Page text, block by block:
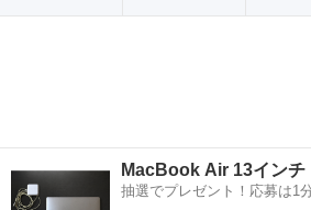
MacBook Air 13イン
抽選でプレゼント！応募は1